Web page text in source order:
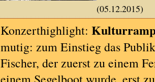
(05.12.2015)
Konzerthighlight:
mutig: zum Einstieg das
Fischer, der zuerst zu einem